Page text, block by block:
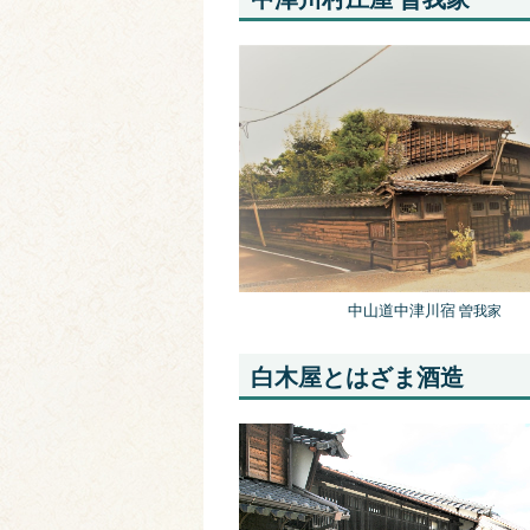
中山道中津川宿曽我家
白木屋とはざま酒造